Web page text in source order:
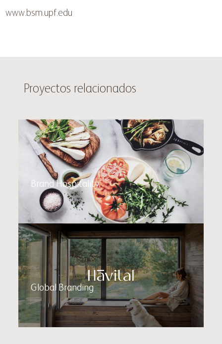
www.bsm.upf.edu
Proyectos relacionados
Fire&Bread
Brand Hospitality
Havital
Global Branding